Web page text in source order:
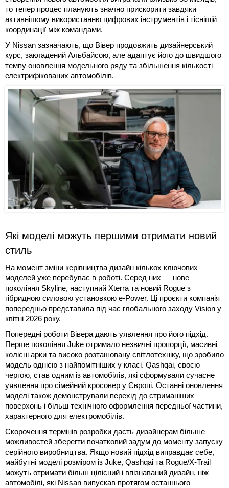
то тепер процес планують значно прискорити завдяки
активнішому використанню цифрових інструментів і тіснішій
координації між командами.
У Nissan зазначають, що Вівер продовжить дизайнерський
курс, закладений Альбайсою, але адаптує його до швидшого
темпу оновлення модельного ряду та збільшення кількості
електрифікованих автомобілів.
Які моделі можуть першими отримати новий
стиль
На момент зміни керівництва дизайн кількох ключових
моделей уже перебуває в роботі. Серед них — нове
покоління Skyline, наступний Xterra та новий Rogue з
гібридною силовою установкою e-Power. Ці проєкти компанія
попередньо представила під час глобального заходу Vision у
квітні 2026 року.
Попередні роботи Вівера дають уявлення про його підхід.
Перше покоління Juke отримало незвичні пропорції, масивні
колісні арки та високо розташовану світлотехніку, що зробило
модель однією з найпомітніших у класі. Qashqai, своєю
чергою, став одним із автомобілів, які сформували сучасне
уявлення про сімейний кросовер у Європі. Останні оновлення
моделі також демонстрували перехід до стриманіших
поверхонь і більш технічного оформлення передньої частини,
характерного для електромобілів.
Скорочення термінів розробки дасть дизайнерам більше
можливостей зберегти початковий задум до моменту запуску
серійного виробництва. Якщо новий підхід виправдає себе,
майбутні моделі розміром із Juke, Qashqai та Rogue/X-Trail
можуть отримати більш цілісний і впізнаваний дизайн, ніж
автомобілі, які Nissan випускав протягом останнього